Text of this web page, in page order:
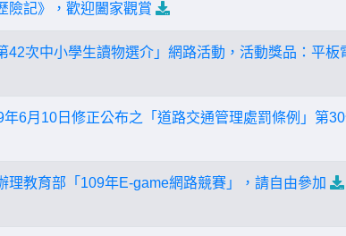
險記》，歡迎闔家觀賞
42次中小學生讀物選介」網路活動，活動獎品：平
6月10日修正公布之「道路交通管理處罰條例」第
理教育部「109年E-game網路競賽」，請自由參加